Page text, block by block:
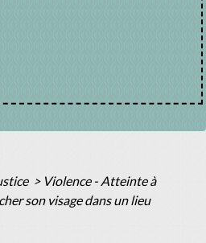
> Violence - Atteinte à
son visage dans un lieu